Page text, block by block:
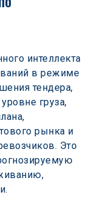
интеллекта
в режиме
тендера,
груза,
рынка и
Это